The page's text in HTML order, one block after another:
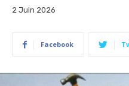
2 Juin 2026
Facebook